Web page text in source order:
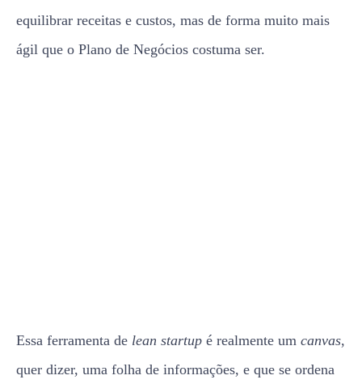
equilibrar receitas e custos, mas de forma muito mais
ágil que o Plano de Negócios costuma ser.
Essa ferramenta de lean startup é realmente um canvas,
quer dizer, uma folha de informações, e que se ordena